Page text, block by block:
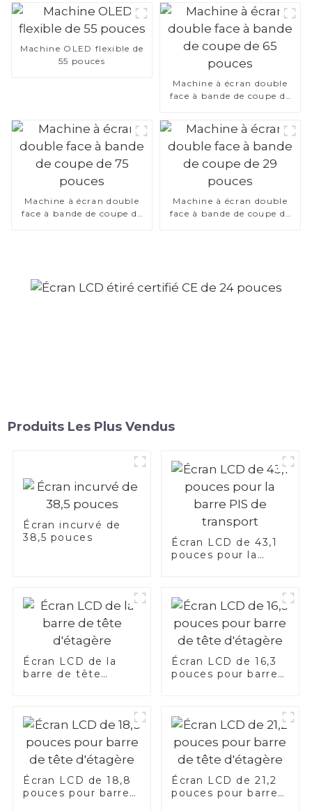
Machine OLED flexible de
55 pouces
Machine à écran double
face à bande de coupe de
Machine à écran double
face à bande de coupe de
Machine à écran double
face à bande de coupe de
Produits Les Plus Vendus
Écran incurvé de
38,5 pouces
Écran LCD de 43,1
pouces pour la
Écran LCD de la
barre de tête
Écran LCD de 16,3
pouces pour barre
Écran LCD de 18,8
pouces pour barre
Écran LCD de 21,2
pouces pour barre